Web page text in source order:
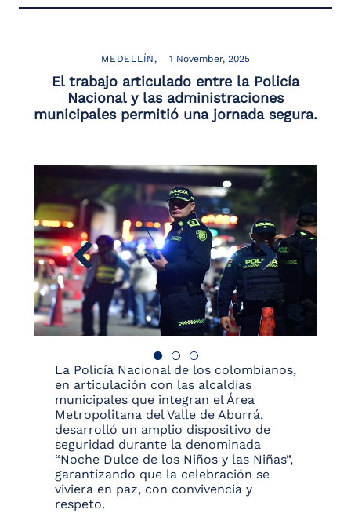
MEDELLÍN 1 November, 2025
El trabajo articulado entre la Policía
Nacional y las administraciones
municipales permitió una jornada segura.
La Policía Nacional de los colombianos,
en articulación con las alcaldías
municipales que integran el Área
Metropolitana del Valle de Aburrá,
desarrolló un amplio dispositivo de
seguridad durante la denominada
“Noche Dulce de los Niños y las Niñas”,
garantizando que la celebración se
viviera en paz, con convivencia y
respeto.